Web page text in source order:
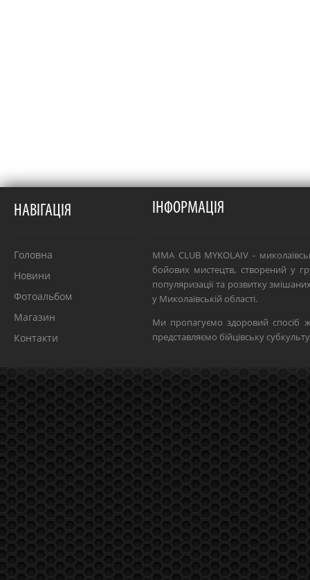
НАВІГАЦІЯ
Головна
Новини
Фотоальбом
Магазин
Контакти
ІНФОРМАЦІЯ
MMA CLUB MYKOLAIV -
бойових мистецтв, створений у
популяризації та розвитку
у Миколаївській області.
Ми пропагуємо здоровий спосіб
представляємо бійцівську